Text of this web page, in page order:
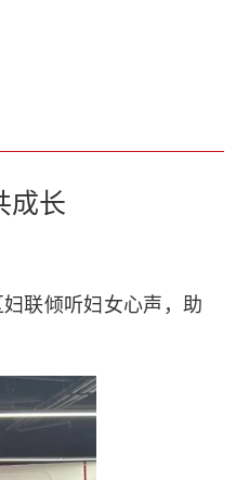
成长
联倾听妇女心声，助